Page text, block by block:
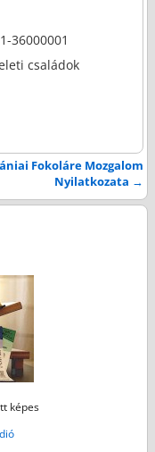
36000001
családok
Fokoláre Mozgalom
Nyilatkozata →
képes